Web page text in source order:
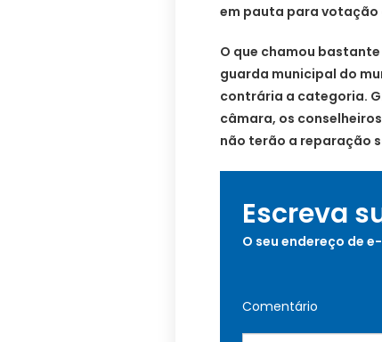
em pauta para votação
O que chamou
guarda municipal do
contrária a categoria.
câmara, os
não terão a reparação
Escreva
O seu endereço de
Comentário